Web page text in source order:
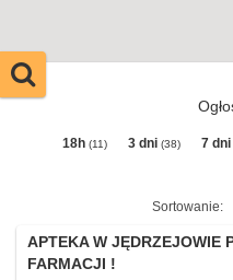
18h (11) 3 dni (38) 7 dni
APTEKA W JĘDRZEJOWIE
FARMACJI !